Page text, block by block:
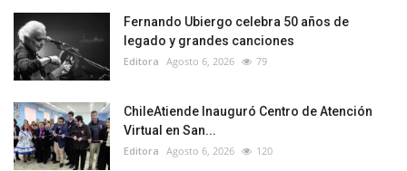
Fernando Ubiergo celebra 50 años de
legado y grandes canciones
Editora Agosto 6, 2026 79
ChileAtiende Inauguró Centro de Atención
Virtual en San...
Editora Agosto 6, 2026 120